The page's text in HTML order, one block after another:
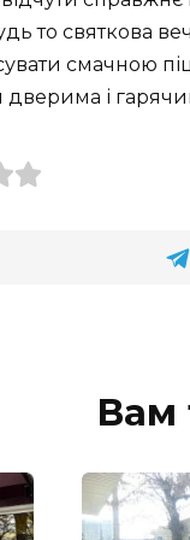
то святкова
смачною
дверима і
Вам